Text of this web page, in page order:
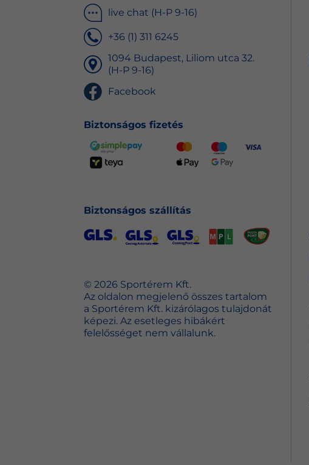
live chat (H-P 9-16)
+36 (1) 311 6245
1094 Budapest, Liliom utca 32.
(H-P 9-16)
Facebook
Biztonságos fizetés
Biztonságos szállítás
© 2026 Sportérem Kft.
Az oldalon megjelenő összes tartalom
a Sportérem Kft. kizárólagos tulajdonát
képezi. Az esetleges hibákért
felelősséget nem vállalunk.